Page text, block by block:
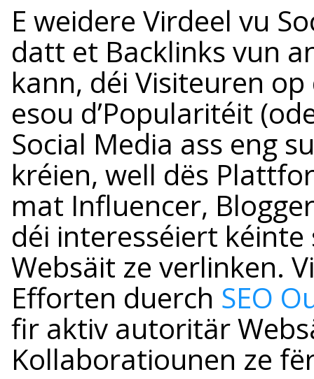
E weidere Virdeel vu
datt et Backlinks vun
kann, déi Visiteuren
esou d’Popularitéit
Social Media ass eng
kréien, well dës
mat Influencer,
déi interesséiert
Websäit ze verlinken.
Efforten duerch SEO
fir aktiv autoritär
Kollaboratiounen ze